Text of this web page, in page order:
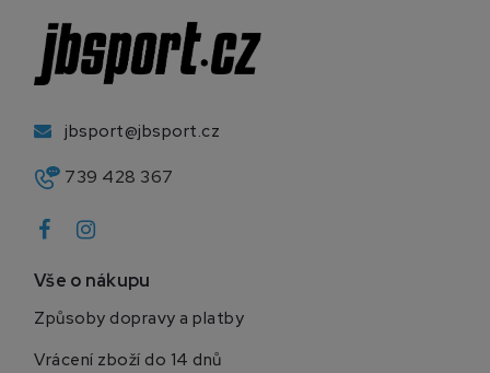
jbsport@jbsport.cz
739 428 367
Vše o nákupu
Způsoby dopravy a platby
Vrácení zboží do 14 dnů